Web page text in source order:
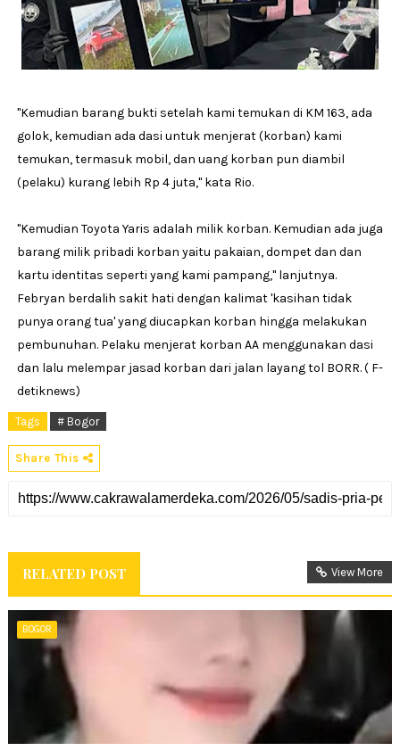
"Kemudian barang bukti setelah kami temukan di KM 163, ada
golok, kemudian ada dasi untuk menjerat (korban) kami
temukan, termasuk mobil, dan uang korban pun diambil
(pelaku) kurang lebih Rp 4 juta," kata Rio.
"Kemudian Toyota Yaris adalah milik korban. Kemudian ada juga
barang milik pribadi korban yaitu pakaian, dompet dan dan
kartu identitas seperti yang kami pampang," lanjutnya.
Febryan berdalih sakit hati dengan kalimat 'kasihan tidak
punya orang tua' yang diucapkan korban hingga melakukan
pembunuhan. Pelaku menjerat korban AA menggunakan dasi
dan lalu melempar jasad korban dari jalan layang tol BORR. ( F-
detiknews)
Tags # Bogor
Share This
RELATED POST View More
BOGOR